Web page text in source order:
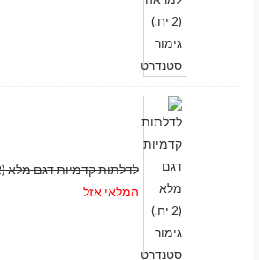
לדלתות קדמיות דגם מלא (2 יח.) גימור סטנדרט
המלאי אזל